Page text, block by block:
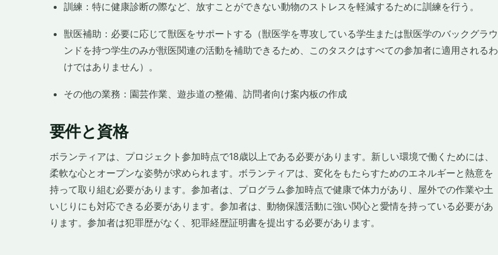
訓練：特に健康診断の際など、放すことができない動物のストレスを軽減するために訓練を行う。
獣医補助：必要に応じて獣医をサポートする（獣医学を専攻している学生または獣医学のバックグラウ
ンドを持つ学生のみが獣医関連の活動を補助できるため、このタスクはすべての参加者に適用されるわ
けではありません）。
その他の業務：園芸作業、遊歩道の整備、訪問者向け案内板の作成
要件と資格
ボランティアは、プロジェクト参加時点で18歳以上である必要があります。新しい環境で働くためには、
柔軟な心とオープンな姿勢が求められます。ボランティアは、変化をもたらすためのエネルギーと熱意を
持って取り組む必要があります。参加者は、プログラム参加時点で健康で体力があり、屋外での作業や土
いじりにも対応できる必要があります。参加者は、動物保護活動に強い関心と愛情を持っている必要があ
ります。参加者は犯罪歴がなく、犯罪経歴証明書を提出する必要があります。